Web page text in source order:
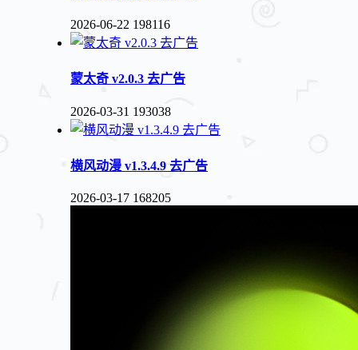
2026-06-22 198116
蒙太奇 v2.0.3 去广告
2026-03-31 193038
横风动漫 v1.3.4.9 去广告
2026-03-17 168205